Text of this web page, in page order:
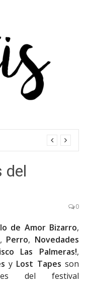
del
0
de Amor Bizarro,
, Perro, Novedades
Las Palmeras!,
y Lost Tapes son
del festival